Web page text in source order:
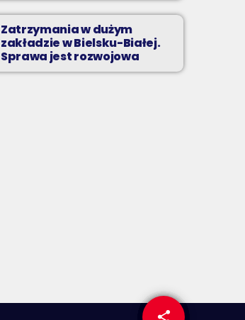
share
email
Zatrzymania w dużym
zakładzie w Bielsku-Białej.
Sprawa jest rozwojowa